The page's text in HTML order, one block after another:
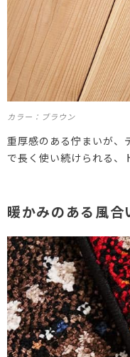
カラー：ブラウン
重厚感のある佇まいが、
で長く使い続けられる、
暖かみのある風